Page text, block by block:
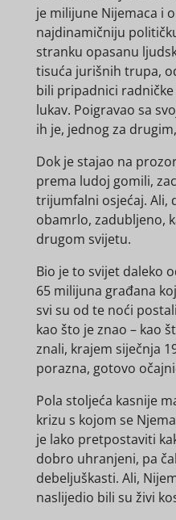
je milijune Nijemaca i
najdinamičniju
stranku opasanu
tisuća jurišnih trupa,
bili pripadnici
lukav. Poigravao sa
ih je, jednog za
Dok je stajao na
prema ludoj gomili,
trijumfalni osjećaj. Ali,
obamrlo, zadubljeno,
drugom svijetu.
Bio je to svijet daleko
65 milijuna građana
svi su od te noći
kao što je znao – kao
znali, krajem siječnja
porazna, gotovo
Pola stoljeća kasnije
krizu s kojom se
je lako pretpostaviti
dobro uhranjeni, pa
debeljuškasti. Ali,
naslijedio bili su živi